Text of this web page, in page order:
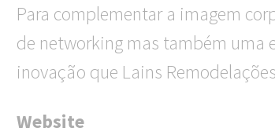
Para complementar a imagem
de networking mas também uma
inovação que Lains
Website